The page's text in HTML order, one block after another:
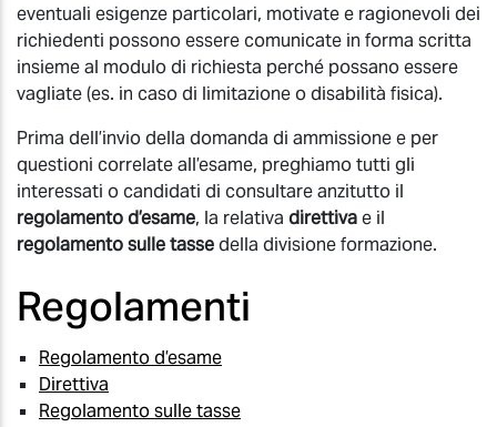
eventuali esigenze particolari, motivate e ragionevoli dei
richiedenti possono essere comunicate in forma scritta
insieme al modulo di richiesta perché possano essere
vagliate (es. in caso di limitazione o disabilità fisica).
Prima dell’invio della domanda di ammissione e per
questioni correlate all’esame, preghiamo tutti gli
interessati o candidati di consultare anzitutto il
regolamento d’esame, la relativa direttivae il
regolamento sulle tassedella divisione formazione.
Regolamenti
Regolamento d’esame
Direttiva
Regolamento sulle tasse